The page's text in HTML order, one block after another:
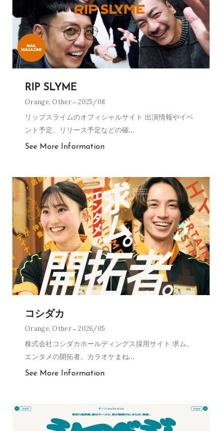
RIP SLYME
Orange,Other 2025/08
リップスライムのオフィシャルサイト 出演情報やイベ
ント予定、リリース予定などの確…
See More Information
コシダカ
Orange,Other 2026/05
株式会社コシダカホールディングス採用サイト 求ム。
エンタメの開拓者。カラオケまね…
See More Information